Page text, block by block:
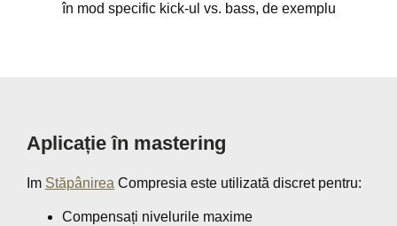
în mod specific kick-ul vs. bass, de exemplu
Aplicație în mastering
Im Stăpânirea Compresia este utilizată discret pentru:
Compensați nivelurile maxime